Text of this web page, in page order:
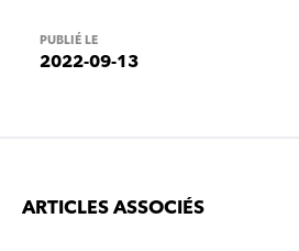
PUBLIÉ LE
2022-09-13
ARTICLES ASSOCIÉS